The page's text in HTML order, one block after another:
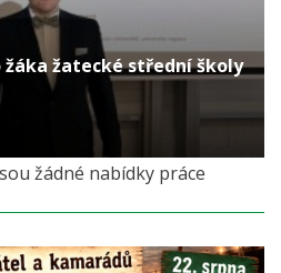
žatecké střední školy
žádné nabídky práce